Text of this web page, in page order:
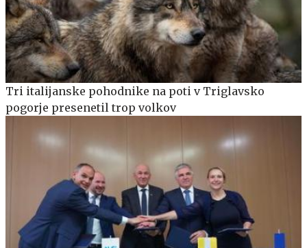
Tri italijanske pohodnike na poti v Triglavsko
pogorje presenetil trop volkov